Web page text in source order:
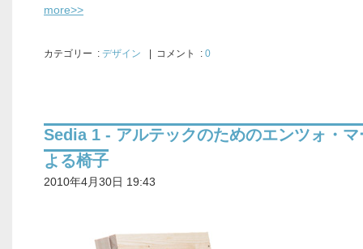
more>>
カテゴリー : デザイン | コメント : 0
Sedia 1 - アルテックのためのエンツォ・マ
よる椅子
2010年4月30日 19:43